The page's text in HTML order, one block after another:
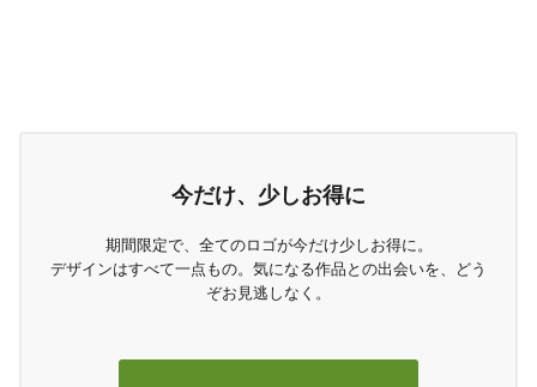
今だけ、少しお得に
期間限定で、全てのロゴが今だけ少しお得に。
デザインはすべて一点もの。気になる作品との出会いを、どう
ぞお見逃しなく。